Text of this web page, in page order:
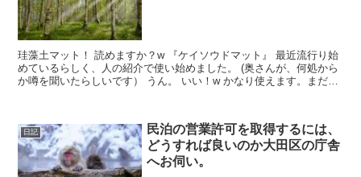
珪藻土マット！ 読めますか？w 『ケイソウドマット』 最近流行り始
めているらしく、人の紹介で使い始めました。 (奥さんが、何処から
か噂を聞いたらしいです） うん。 いい！w かなり使えます。まだ使
日記
民泊の営業許可を取得するには、
どうすれば良いのか大田区の庁舎
へお伺い。